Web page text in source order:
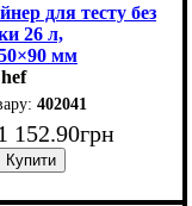
для тесту без
26 л,
мм
402041
152.90грн